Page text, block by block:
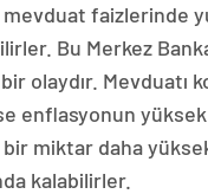
faizlerinde
Bu Merkez
bir olaydır. Mevduatı
enflasyonun
miktar daha
kalabilirler.